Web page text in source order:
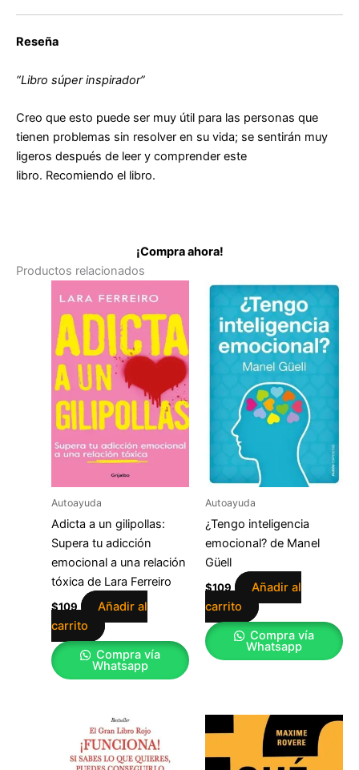
Reseña
“Libro súper inspirador”
Creo que esto puede ser muy útil para las personas que
tienen problemas sin resolver en su vida; se sentirán muy
ligeros después de leer y comprender este
libro. Recomiendo el libro.
¡Compra ahora!
Productos relacionados
Autoayuda
Adicta a un gilipollas:
Supera tu adicción
emocional a una relación
tóxica de Lara Ferreiro
$109
Añadir al
carrito
Compra vía
Whatsapp
Autoayuda
¿Tengo inteligencia
emocional? de Manel
Güell
$109
Añadir al
carrito
Compra vía
Whatsapp